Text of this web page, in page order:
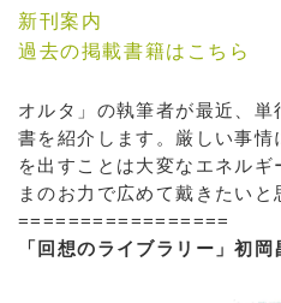
新刊案内
過去の掲載書籍はこちら
オルタ」の執筆者が最近、
書を紹介します。厳しい事
を出すことは大変なエネル
まのお力で広めて戴きたいと
=================
「回想のライブラリー」初岡